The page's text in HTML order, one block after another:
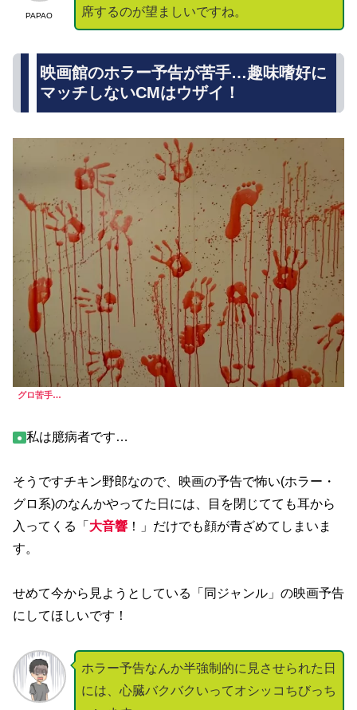
PAPAO
席するのが望ましいですね。
映画館のホラー予告が苦手…趣味嗜好に
マッチしないCMはウザイ！
グロ苦手…
● 私は臆病者です…
そうですチキン野郎なので、映画の予告で怖い(ホラー・
グロ系)のなんかやってた日には、目を閉じてても耳から
入ってくる「 大音響 ！」だけでも顔が青ざめてしまいま
す。
せめて今から見ようとしている「同ジャンル」の映画予告
にしてほしいです！
ホラー予告なんか半強制的に見させられた日
には、心臓バクバクいってオシッコちびっち